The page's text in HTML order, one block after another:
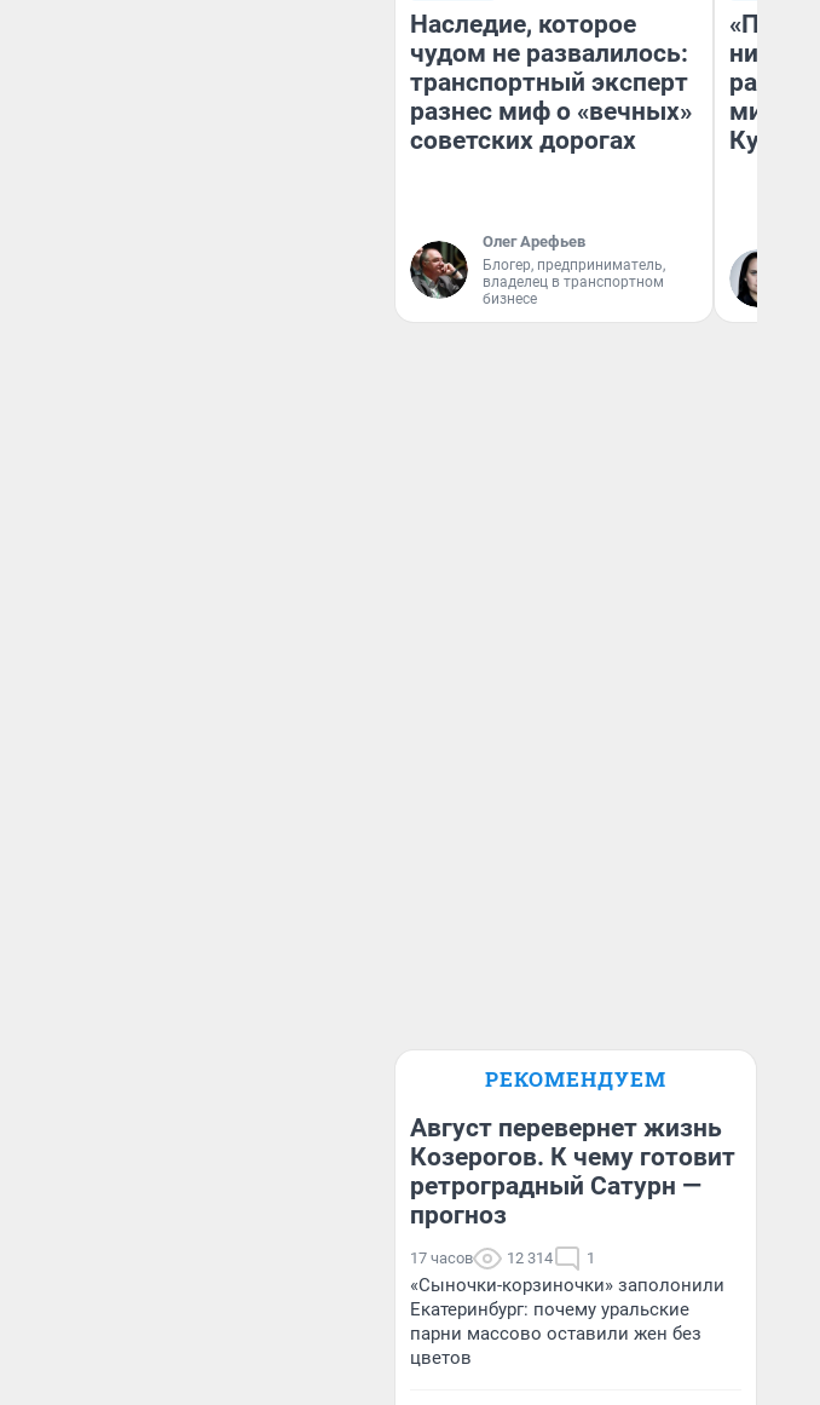
Наследие, которое
чудом не развалилось:
транспортный эксперт
разнес миф о «вечных»
советских дорогах
Олег Арефьев
Блогер, предприниматель,
владелец в транспортном
бизнесе
Кузи в
РЕКОМЕНДУЕМ
Август перевернет жизнь
Козерогов. К чему готовит
ретроградный Сатурн —
прогноз
17 часов 12 314 1
«Сыночки-корзиночки» заполонили
Екатеринбург: почему уральские
парни массово оставили жен без
цветов